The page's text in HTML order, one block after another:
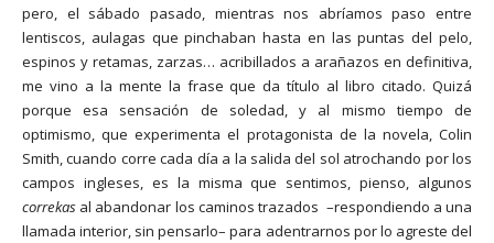
pero, el sábado pasado, mientras nos abríamos paso entre
lentiscos, aulagas que pinchaban hasta en las puntas del pelo,
espinos y retamas, zarzas… acribillados a arañazos en definitiva,
me vino a la mente la frase que da título al libro citado. Quizá
porque esa sensación de soledad, y al mismo tiempo de
optimismo, que experimenta el protagonista de la novela, Colin
Smith, cuando corre cada día a la salida del sol atrochando por los
campos ingleses, es la misma que sentimos, pienso, algunos
correkas al abandonar los caminos trazados –respondiendo a una
llamada interior, sin pensarlo– para adentrarnos por lo agreste del